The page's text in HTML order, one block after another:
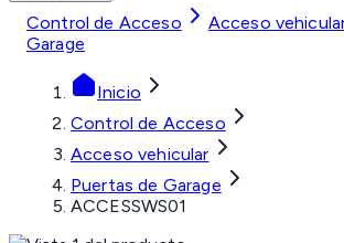
Control de Acceso Acceso
Garage
Inicio
Control de Acceso
Acceso vehicular
Puertas de Garage
ACCESSWS01